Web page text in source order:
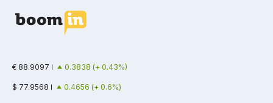
€ 88.9097 0.3838 (+ 0.43%)
$ 77.9568 0.4656 (+ 0.6%)